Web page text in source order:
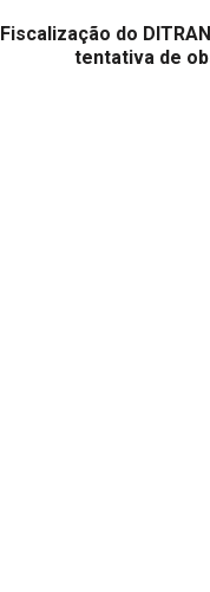
Fiscalização do
tentativa de